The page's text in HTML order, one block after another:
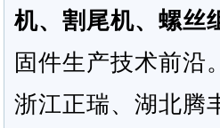
机、割尾机、螺丝
固件生产技术前沿
浙江正瑞、湖北腾